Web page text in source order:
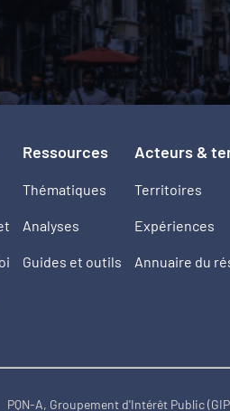
Ressources
Thématiques
Analyses
Guides et outils
Acteurs &
Territoires
Expériences
Annuaire du
PQN-A, Groupement d'Intérêt Public